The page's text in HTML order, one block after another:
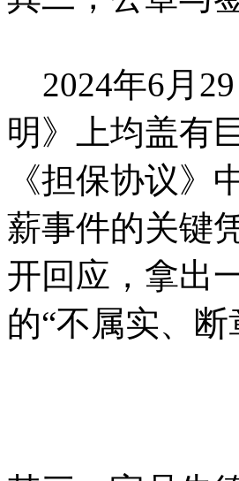
2024年6月
明》上均盖有
《担保协议
薪事件的关键
开回应，拿出
的“不属实、